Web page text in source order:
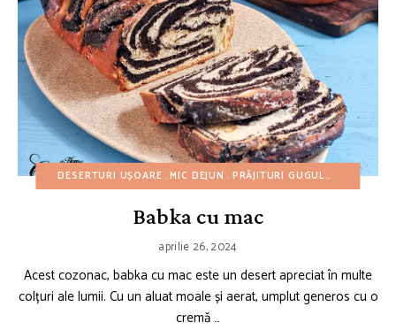
DESERTURI UȘOARE MIC DEJUN PRĂJITURI GUGULUF SI CHECURI
Babka cu mac
aprilie 26, 2024
Acest cozonac, babka cu mac este un desert apreciat în multe
colțuri ale lumii. Cu un aluat moale și aerat, umplut generos cu o
cremă …